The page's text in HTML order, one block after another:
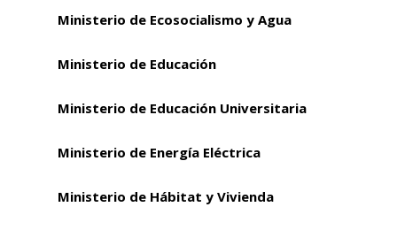
Ministerio de Ecosocialismo y Agua
Ministerio de Educación
Ministerio de Educación Universitaria
Ministerio de Energía Eléctrica
Ministerio de Hábitat y Vivienda